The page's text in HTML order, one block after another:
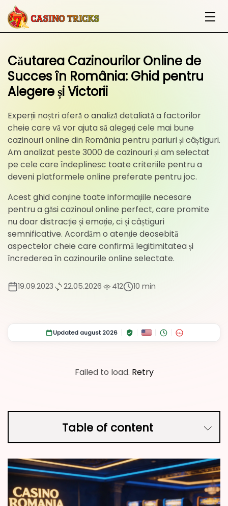
Căutarea Cazinourilor Online de
Succes în România: Ghid pentru
Alegere și Victorii
Experții noștri oferă o analiză detaliată a factorilor
cheie care vă vor ajuta să alegeți cele mai bune
cazinouri online din România pentru pariuri și câștiguri.
Am analizat peste 3000 de cazinouri și am selectat
pe cele care îndeplinesc toate criteriile pentru a
deveni platformele online preferate pentru joc.
Acest ghid conține toate informațiile necesare
pentru a găsi cazinoul online perfect, care promite
nu doar distracție și emoție, ci și câștiguri
semnificative. Acordăm o atenție deosebită
aspectelor cheie care confirmă legitimitatea și
încrederea în cazinourile online selectate.
19.09.2023 22.05.2026 412 10 min
Updated august 2026 18+
Failed to load. Retry
Table of content